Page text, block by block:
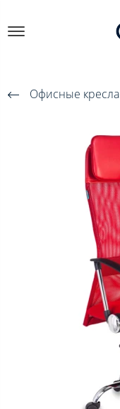
Офисные кресла